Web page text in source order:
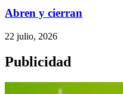
Abren y cierran
22 julio, 2026
Publicidad